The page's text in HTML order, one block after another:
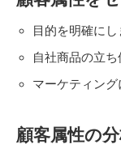
目的を明確にし
自社商品の立
マーケティング
顧客属性の